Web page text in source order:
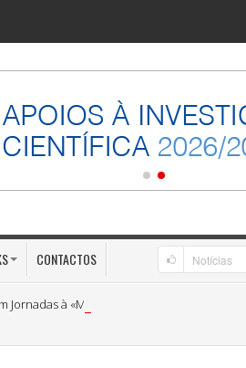
CONTACTOS
à «Medicina Preventiva»